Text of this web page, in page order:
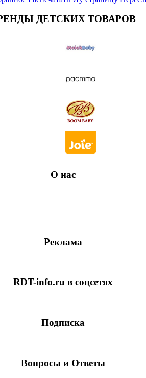
ДЕТСКИХ ТОВАРОВ
О нас
Реклама
RDT-info.ru в соцсетях
Подписка
Вопросы и Ответы